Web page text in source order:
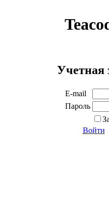
Учетная
E-mail
Пароль
Войти